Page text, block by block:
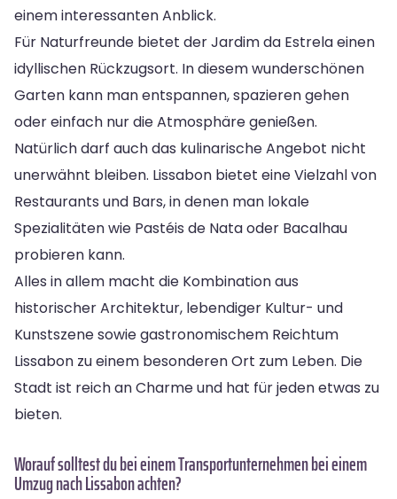
einem interessanten Anblick.
Für Naturfreunde bietet der Jardim da Estrela einen
idyllischen Rückzugsort. In diesem wunderschönen
Garten kann man entspannen, spazieren gehen
oder einfach nur die Atmosphäre genießen.
Natürlich darf auch das kulinarische Angebot nicht
unerwähnt bleiben. Lissabon bietet eine Vielzahl von
Restaurants und Bars, in denen man lokale
Spezialitäten wie Pastéis de Nata oder Bacalhau
probieren kann.
Alles in allem macht die Kombination aus
historischer Architektur, lebendiger Kultur- und
Kunstszene sowie gastronomischem Reichtum
Lissabon zu einem besonderen Ort zum Leben. Die
Stadt ist reich an Charme und hat für jeden etwas zu
bieten.
Worauf solltest du bei einem Transportunternehmen bei einem
Umzug nach Lissabon achten?